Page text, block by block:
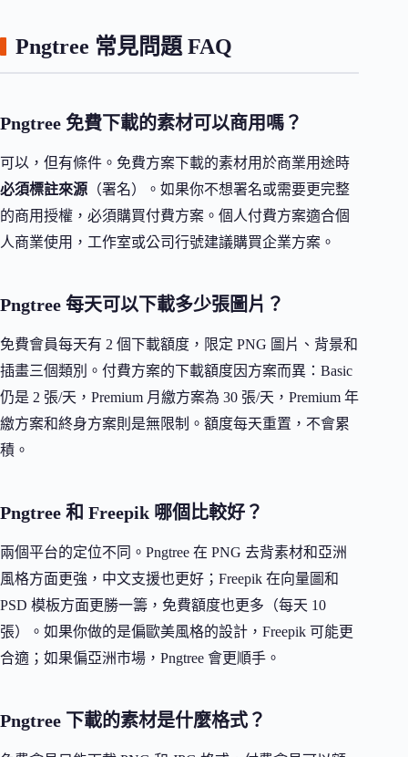
Pngtree 常見問題 FAQ
Pngtree 免費下載的素材可以商用嗎？
可以，但有條件。免費方案下載的素材用於商業用途時
必須標註來源 （署名）。如果你不想署名或需要更完整
的商用授權，必須購買付費方案。個人付費方案適合個
人商業使用，工作室或公司行號建議購買企業方案。
Pngtree 每天可以下載多少張圖片？
免費會員每天有 2 個下載額度，限定 PNG 圖片、背景和
插畫三個類別。付費方案的下載額度因方案而異：Basic
仍是 2 張/天，Premium 月繳方案為 30 張/天，Premium 年
繳方案和終身方案則是無限制。額度每天重置，不會累
積。
Pngtree 和 Freepik 哪個比較好？
兩個平台的定位不同。Pngtree 在 PNG 去背素材和亞洲
風格方面更強，中文支援也更好；Freepik 在向量圖和
PSD 模板方面更勝一籌，免費額度也更多（每天 10
張）。如果你做的是偏歐美風格的設計，Freepik 可能更
合適；如果偏亞洲市場，Pngtree 會更順手。
Pngtree 下載的素材是什麼格式？